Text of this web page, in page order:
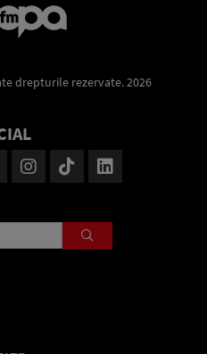
drepturile rezervate. 2026